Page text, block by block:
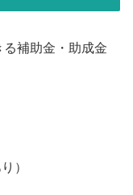
補助金・助成金
）